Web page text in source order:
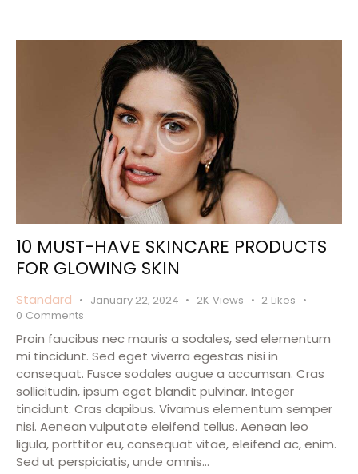
10 MUST-HAVE SKINCARE PRODUCTS
FOR GLOWING SKIN
Standard January 22, 2024 2K Views 2 Likes
0 Comments
Proin faucibus nec mauris a sodales, sed elementum
mi tincidunt. Sed eget viverra egestas nisi in
consequat. Fusce sodales augue a accumsan. Cras
sollicitudin, ipsum eget blandit pulvinar. Integer
tincidunt. Cras dapibus. Vivamus elementum semper
nisi. Aenean vulputate eleifend tellus. Aenean leo
ligula, porttitor eu, consequat vitae, eleifend ac, enim.
Sed ut perspiciatis, unde omnis…